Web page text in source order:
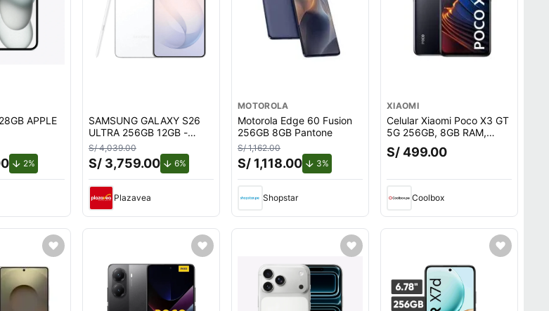
APPLE
2% de descuento.
SAMSUNG GALAXY S26
ULTRA 256GB 12GB -
BLANCO
S/ 4,039.00
S/ 3,759.00 6% de descuento.
Plazavea
MOTOROLA
Motorola Edge 60 Fusion
256GB 8GB Pantone
S/ 1,162.00
S/ 1,118.00 3%
Shopstar
XIAOMI
Celular Xiaomi Poco X3 GT
5G 256GB, 8GB RAM,
cámara trasera 64MP y
frontal 16MP, 6.6"", negro
S/ 499.00
Coolbox